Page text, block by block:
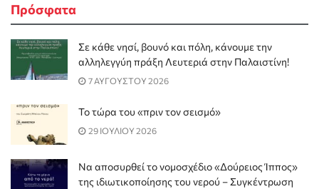
Πρόσφατα
Σε κάθε νησί, βουνό και πόλη, κάνουμε την
αλληλεγγύη πράξη Λευτεριά στην Παλαιστίνη!
7 ΑΥΓΟΥΣΤΟΥ 2026
Το τώρα του «πριν τον σεισμό»
29 ΙΟΥΛΙΟΥ 2026
Να αποσυρθεί το νομοσχέδιο «Δούρειος Ίππος»
της ιδιωτικοποίησης του νερού – Συγκέντρωση